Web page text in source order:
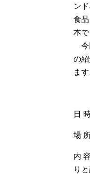
ン
食
本
今
の
ます
日
場
内
り